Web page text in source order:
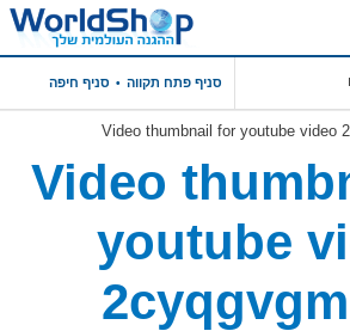
סניף פתח תקווה סניף חיפה
Video
youtube